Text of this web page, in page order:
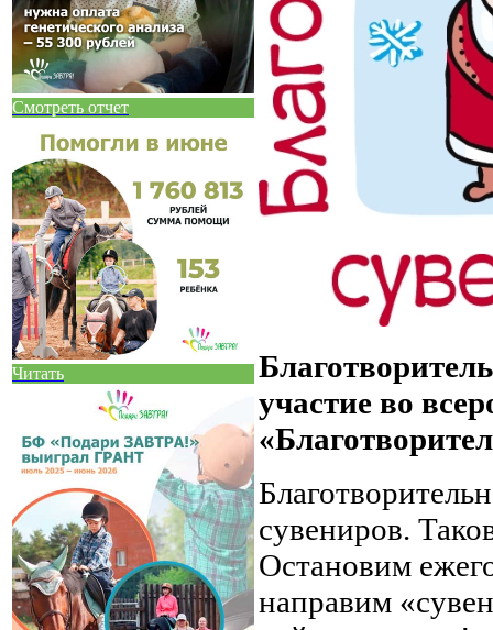
Смотреть отчет
Читать
участие во
сувениров.
Остановим
направим